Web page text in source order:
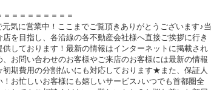
＝＝＝＝＝＝＝＝
気に営業中！ここまでご覧頂きありがとうございます♪当
を目指し、各沿線の各不動産会社様へ直接ご挨拶に行き
しております！最新の情報はインターネットに掲載され
お問い合わせのお客様やご来店のお客様には最新の情報
期費用の分割払いにも対応しております★また、保証人
お忙しいお客様にも嬉しいサービス♪いつでも首都圏全